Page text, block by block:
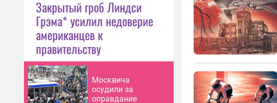
Закрытый гроб Линдси
Грэма* усилил недоверие
американцев к
правительству
Москвича
осудили за
оправдание